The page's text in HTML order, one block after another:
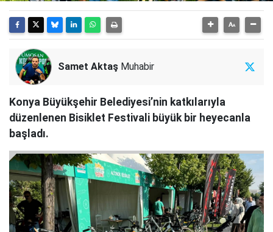
Samet Aktaş Muhabir
Konya Büyükşehir Belediyesi’nin katkılarıyla
düzenlenen Bisiklet Festivali büyük bir heyecanla
başladı.